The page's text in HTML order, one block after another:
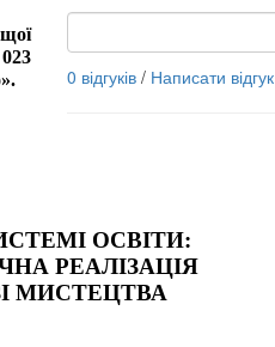
ОСВІТИ:
РЕАЛІЗАЦІЯ
МИСТЕЦТВА
0 відгуків/ Написати відгук